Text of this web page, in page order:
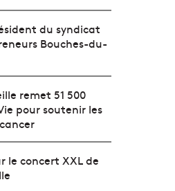
du syndicat
Bouches-du-
remet 51 500
pour soutenir les
le concert XXL de